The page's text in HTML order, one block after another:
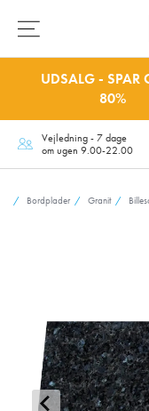
UDSALG - SPAR
80%
Vejledning - 7 dage
om ugen 9.00-22.00
Bordplader Granit